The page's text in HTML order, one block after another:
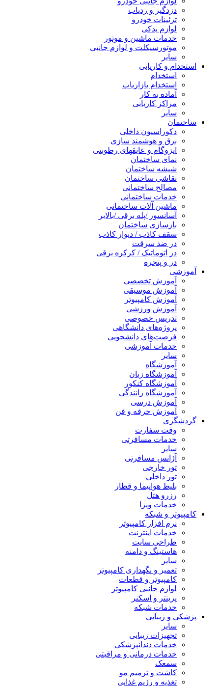
دزدگیر و ردیاب
تزئینات خودرو
لوازم یدکی
خدمات ماشین و موتور
موتورسیکلت و لوازم جانبی
سایر
استخدام و کاریابی
استخدام
استخدام بازاریاب
آماده به کار
مراکز کاریابی
سایر
ساختمان
دکوراسیون داخلی
برق و هوشمند سازی
ایزوگام و عایقهای رطوبتی
نمای ساختمان
شیشه ساختمان
نقاشی ساختمان
مصالح ساختمانی
خدمات ساختمانی
ماشین آلات ساختمانی
آسانسور /پله برقی /بالابر
بازسازی ساختمان
سقف کاذب / دیوار کاذب
در ضد سرقت
در اتوماتیک / کرکره برقی
در و پنجره
آموزشی
آموزش تخصصی
آموزش موسیقی
آموزش کامپیوتر
آموزش ورزشی
تدریس خصوصی
پروژه‌های دانشگاهی
فرصت‌های دانشجویی
خدمات آموزشی
سایر
آموزشگاه
آموزشگاه زبان
آموزشگاه کنکور
آموزشگاه رانندگی
آموزش درسی
آموزش حرفه و فن
گردشگری
وقت سفارت
خدمات مسافرتی
سایر
آژانس مسافرتی
تور خارجی
تور داخلی
بلیط هواپیما و قطار
رزرو هتل
خدمات ویزا
کامپیوتر و شبکه
نرم افزار کامپیوتر
خدمات اینترنت
طراحی سایت
هاستینگ و دامنه
سایر
تعمیر و نگهداری کامپیوتر
کامپیوتر و قطعات
لوازم جانبی کامپیوتر
پرینتر و اسکنر
خدمات شبکه
پزشکی و زیبایی
سایر
تجهیزات زیبایی
خدمات دندانپزشکی
خدمات درمانی و مراقبتی
سمعک
کاشت و ترمیم مو
تغذیه و رژیم غذایی